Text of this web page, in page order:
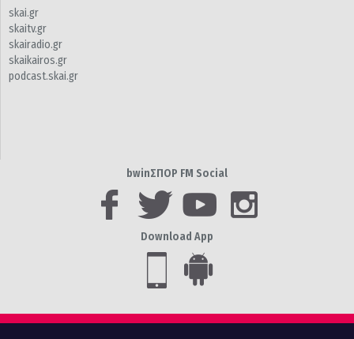
skai.gr
skaitv.gr
skairadio.gr
skaikairos.gr
podcast.skai.gr
bwinΣΠΟΡ FM Social
Download App